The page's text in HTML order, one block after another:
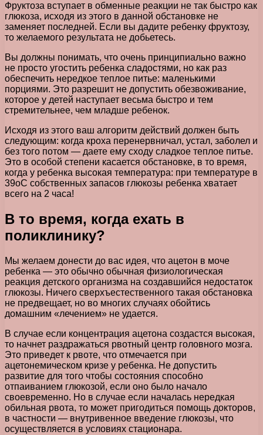
Фруктоза вступает в обменные реакции не так быстро как
глюкоза, исходя из этого в данной обстановке не
заменяет последней. Если вы дадите ребенку фруктозу,
то желаемого результата не добьетесь.
Вы должны понимать, что очень принципиально важно
не просто угостить ребенка сладостями, но как раз
обеспечить нередкое теплое питье: маленькими
порциями. Это разрешит не допустить обезвоживание,
которое у детей наступает весьма быстро и тем
стремительнее, чем младше ребенок.
Исходя из этого ваш алгоритм действий должен быть
следующим: когда кроха перенервничал, устал, заболел и
без того потом — даете ему сходу сладкое теплое питье.
Это в особой степени касается обстановке, в то время,
когда у ребенка высокая температура: при температуре в
39оС собственных запасов глюкозы ребенка хватает
всего на 2 часа!
В то время, когда ехать в
поликлинику?
Мы желаем донести до вас идея, что ацетон в моче
ребенка — это обычно обычная физиологическая
реакция детского организма на создавшийся недостаток
глюкозы. Ничего сверхъестественного такая обстановка
не предвещает, но во многих случаях обойтись
домашним «лечением» не удается.
В случае если концентрация ацетона создастся высокая,
то начнет раздражаться рвотный центр головного мозга.
Это приведет к рвоте, что отмечается при
ацетонемическом кризе у ребенка. Не допустить
развитие для того чтобы состояния способно
отпаиванием глюкозой, если оно было начало
своевременно. Но в случае если началась нередкая
обильная рвота, то может пригодиться помощь докторов,
в частности — внутривенное введение глюкозы, что
осуществляется в условиях стационара.